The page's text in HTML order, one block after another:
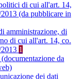
di cui all'art. 14,
(da pubblicare in
amministrazione, di
di cui all'art. 14, co.
1
da
dei dati